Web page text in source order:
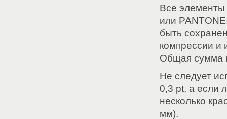
Все элементы
или
быть
компрессии и
Общая сумма
Не следует
0,3 pt, а если
несколько
мм).